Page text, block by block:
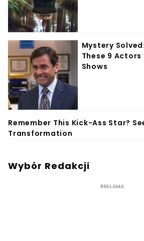
Wybór Redakcji